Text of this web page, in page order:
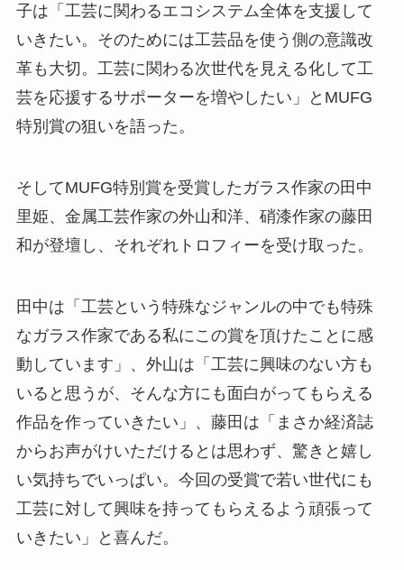
子は「工芸に関わるエコシステム全体を支援して
いきたい。そのためには工芸品を使う側の意識改
革も大切。工芸に関わる次世代を見える化して工
芸を応援するサポーターを増やしたい」とMUFG
特別賞の狙いを語った。
そしてMUFG特別賞を受賞したガラス作家の田中
里姫、金属工芸作家の外山和洋、硝漆作家の藤田
和が登壇し、それぞれトロフィーを受け取った。
田中は「工芸という特殊なジャンルの中でも特殊
なガラス作家である私にこの賞を頂けたことに感
動しています」、外山は「工芸に興味のない方も
いると思うが、そんな方にも面白がってもらえる
作品を作っていきたい」、藤田は「まさか経済誌
からお声がけいただけるとは思わず、驚きと嬉し
い気持ちでいっぱい。今回の受賞で若い世代にも
工芸に対して興味を持ってもらえるよう頑張って
いきたい」と喜んだ。